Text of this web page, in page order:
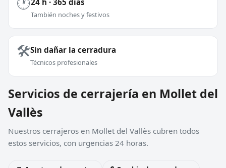
24 h · 365 días
También noches y festivos
🛠️Sin dañar la cerradura
Técnicos profesionales
Servicios de cerrajería en Mollet del
Vallès
Nuestros cerrajeros en Mollet del Vallès cubren todos
estos servicios, con urgencias 24 horas.